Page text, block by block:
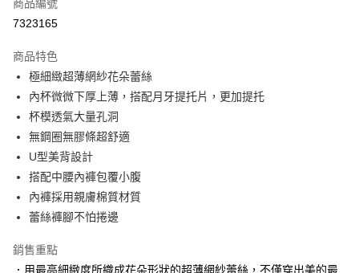
信用卡分期付款
合作金庫商業銀行
華南商業銀行
上海商業儲蓄銀行
台北富邦商業銀行
國泰世華商業銀行
臺灣中小企業銀行
匯豐（台灣）商業銀行
聯邦商業銀行
元大商業銀行
玉山商業銀行
台新國際商業銀行
6 期 0 利率 每期
華南商業銀行
彰化商業銀行
上海商業儲蓄銀行
國泰世華商業銀行
臺灣中小企業銀行
匯豐（台灣）商業銀行
聯邦商業銀行
元大商業銀行
玉山商業銀行
台灣樂天信用卡公司
超商取貨付款
LINE Pay
Apple Pay
街口支付
悠遊付
商品編號
7323165
商品特色
極細緻超薄網紗花朵蕾絲
內杯微微下厚上薄，搭配月牙提托片，更加提托
杯模透氣大量孔洞
無鋼圈無膠條超舒適
U型美背設計
搭配中腰內褲包覆小腹
內褲採用親膚棉質材質
蕾絲褲腳不怕捲邊
銷售重點
．用最高細緻度所織成花朵形狀的超薄網紗蕾絲，不僅穿出美的最